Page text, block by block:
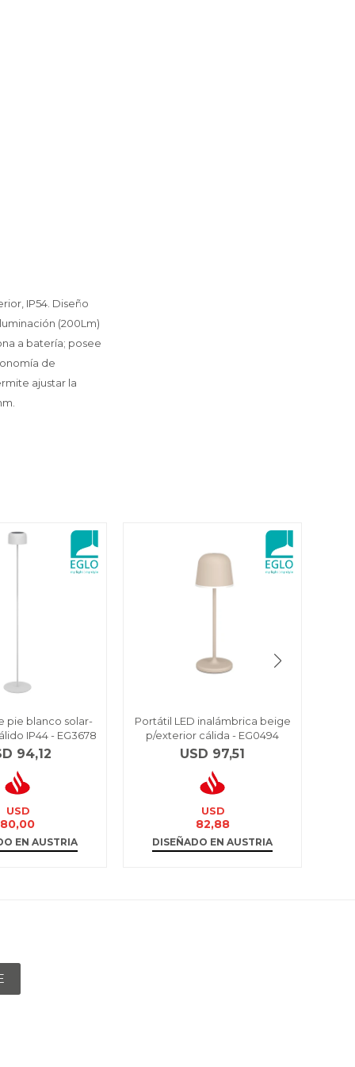
IP54. Diseño
(200Lm)
a batería; posee
de
ajustar la
pie blanco solar-
IP44 - EG3678
94,12
USD
80,00
EN AUSTRIA
Portátil LED inalámbrica beige
p/exterior cálida - EG0494
USD 97,51
USD
82,88
DISEÑADO EN AUSTRIA